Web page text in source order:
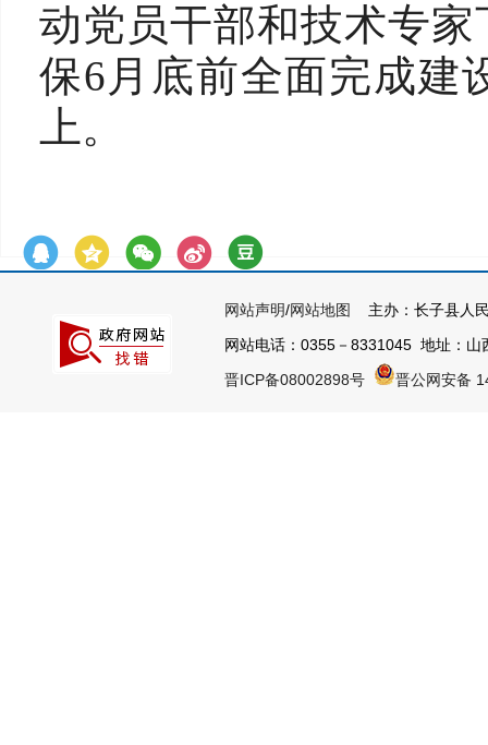
动党员干部和技术专
保6月底前全面完成建
上。
网站声明/网站地图
主办：长子县人
网站电话：0355－8331045 地址：
晋ICP备08002898号
晋公网安备